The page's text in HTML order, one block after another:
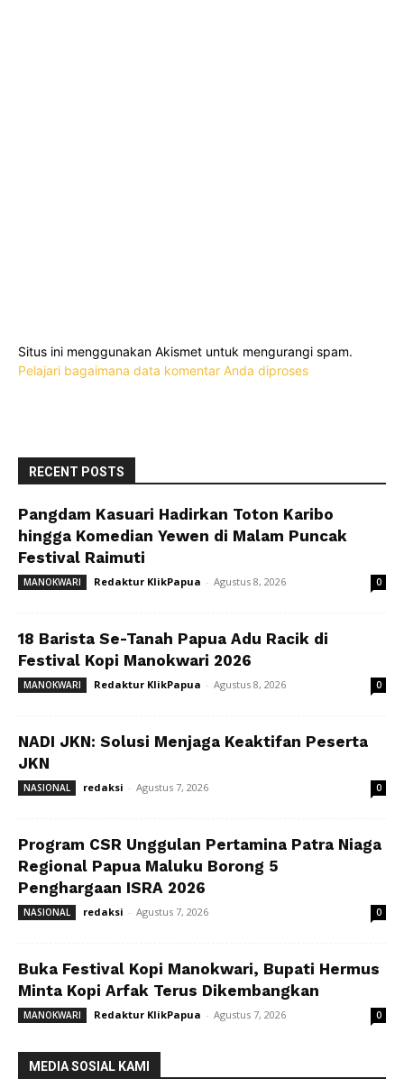
Situs ini menggunakan Akismet untuk mengurangi spam.
Pelajari bagaimana data komentar Anda diproses
RECENT POSTS
Pangdam Kasuari Hadirkan Toton Karibo
hingga Komedian Yewen di Malam Puncak
Festival Raimuti
MANOKWARI Redaktur KlikPapua - Agustus 8, 2026 0
18 Barista Se-Tanah Papua Adu Racik di
Festival Kopi Manokwari 2026
MANOKWARI Redaktur KlikPapua - Agustus 8, 2026 0
NADI JKN: Solusi Menjaga Keaktifan Peserta
JKN
NASIONAL redaksi - Agustus 7, 2026 0
Program CSR Unggulan Pertamina Patra Niaga
Regional Papua Maluku Borong 5
Penghargaan ISRA 2026
NASIONAL redaksi - Agustus 7, 2026 0
Buka Festival Kopi Manokwari, Bupati Hermus
Minta Kopi Arfak Terus Dikembangkan
MANOKWARI Redaktur KlikPapua - Agustus 7, 2026 0
MEDIA SOSIAL KAMI